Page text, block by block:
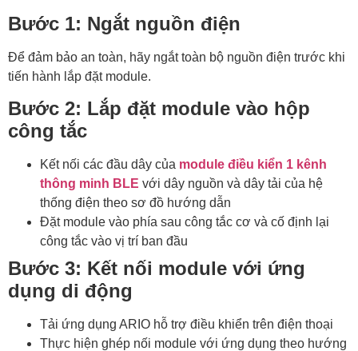
Bước 1: Ngắt nguồn điện
Để đảm bảo an toàn, hãy ngắt toàn bộ nguồn điện trước khi
tiến hành lắp đặt module.
Bước 2: Lắp đặt module vào hộp
công tắc
Kết nối các đầu dây của module điều kiển 1 kênh
thông minh BLE với dây nguồn và dây tải của hệ
thống điện theo sơ đồ hướng dẫn
Đặt module vào phía sau công tắc cơ và cố định lại
công tắc vào vị trí ban đầu
Bước 3: Kết nối module với ứng
dụng di động
Tải ứng dụng ARIO hỗ trợ điều khiển trên điện thoại
Thực hiện ghép nối module với ứng dụng theo hướng